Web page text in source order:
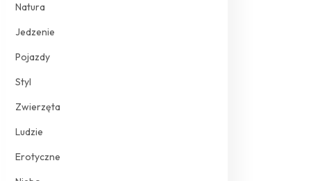
Natura
Jedzenie
Pojazdy
Styl
Zwierzęta
Ludzie
Erotyczne